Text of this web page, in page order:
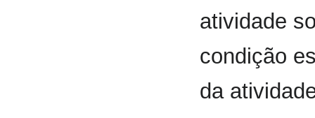
atividade
condição
da